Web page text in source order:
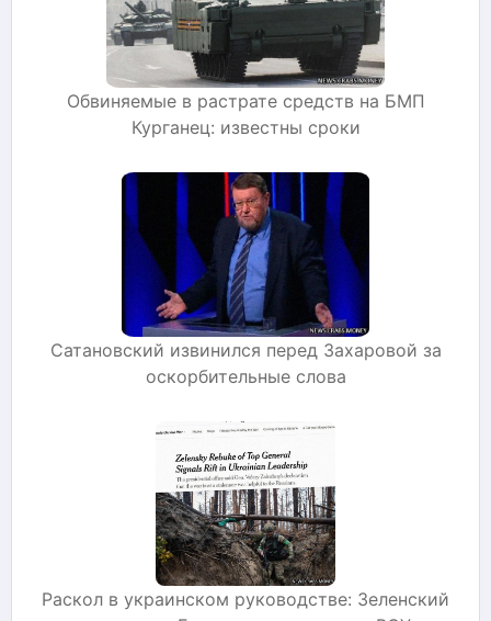
Обвиняемые в растрате средств на БМП
Курганец: известны сроки
Сатановский извинился перед Захаровой за
оскорбительные слова
Раскол в украинском руководстве: Зеленский